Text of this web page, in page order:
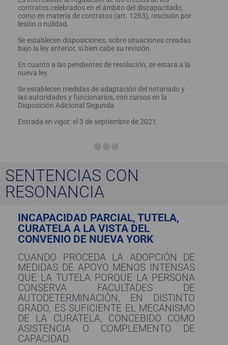
contratos celebrados en el ámbito del discapacitado,
como en materia de contratos (art. 1263), rescisión por
lesión o nulidad.
Se establecen disposiciones, sobre situaciones creadas
bajo la ley anterior, si bien cabe su revisión.
En cuanto a las pendientes de resolución, se estará a la
nueva ley.
Se establecen medidas de adaptación del notariado y
las autoridades y funcionarios, con cursos en la
Disposición Adicional Segunda.
Entrada en vigor: el 3 de septiembre de 2021.
SENTENCIAS CON
RESONANCIA
INCAPACIDAD PARCIAL, TUTELA,
CURATELA A LA VISTA DEL
CONVENIO DE NUEVA YORK
CUANDO PROCEDA LA ADOPCIÓN DE
MEDIDAS DE APOYO MENOS INTENSAS
QUE LA TUTELA PORQUE LA PERSONA
CONSERVA FACULTADES DE
AUTODETERMINACIÓN, EN DISTINTO
GRADO, ES SUFICIENTE EL MECANISMO
DE LA CURATELA, CONCEBIDO COMO
ASISTENCIA O COMPLEMENTO DE
CAPACIDAD.